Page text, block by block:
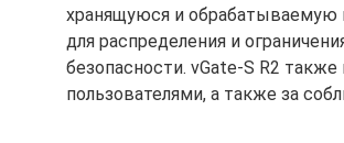
хранящуюся и обрабатываемую
для распределения и
безопасности. vGate-S R2
пользователями, а также за